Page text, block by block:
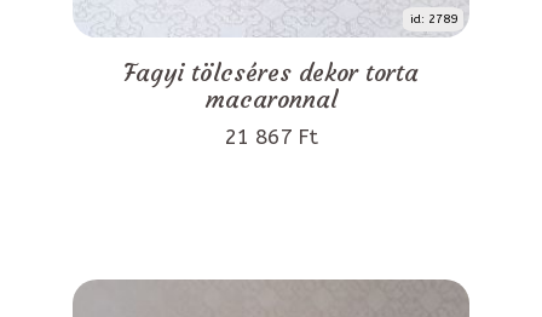
id: 2789
Fagyi tölcséres dekor torta
macaronnal
21 867 Ft